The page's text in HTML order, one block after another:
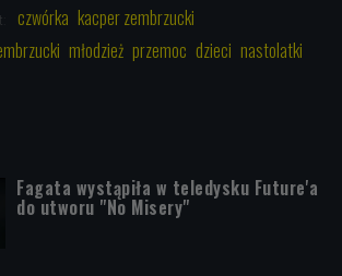
czwórka kacper zembrzucki
młodzież przemoc dzieci nastolatki
Fagata wystąpiła w teledysku Future'a
do utworu "No Misery"